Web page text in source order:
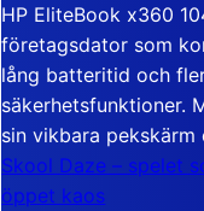
HP EliteBook x360
företagsdator som
lång batteritid och
säkerhetsfunktioner.
sin vikbara
Skool Daze – spelet
öppet kaos